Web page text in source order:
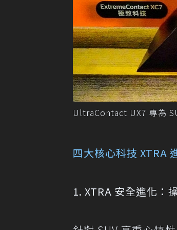
UltraContact UX7 專為
四大核心科技 XTRA
1. XTRA 安全進化：